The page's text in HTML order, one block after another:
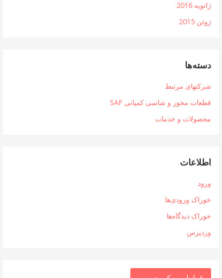
ژانویه 2016
ژوئن 2015
دسته‌ها
شرکتهای مرتبط
قطعات محور و شاسی کمپانی SAF
محصولات و خدمات
اطلاعات
ورود
خوراک ورودی‌ها
خوراک دیدگاه‌ها
وردپرس